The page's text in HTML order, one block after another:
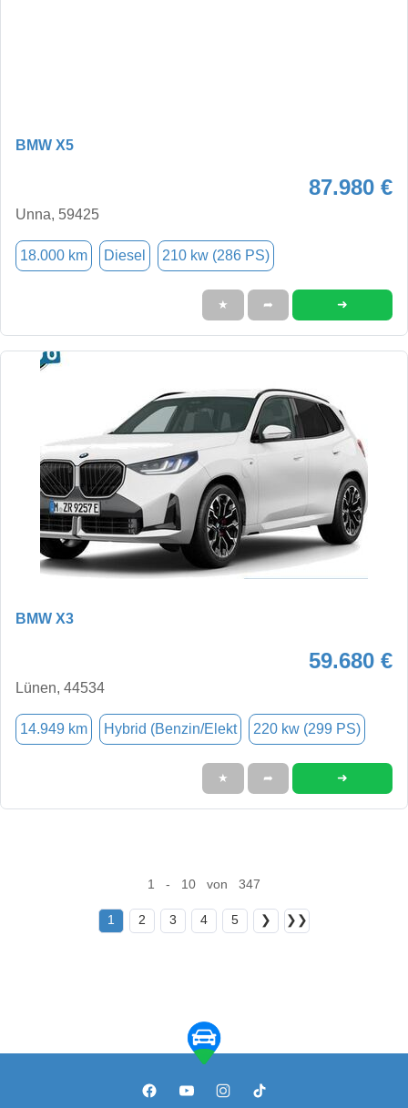
BMW X5
87.980 €
Unna, 59425
18.000 km Diesel 210 kw (286 PS)
★ ➦ ➜
BMW X3
59.680 €
Lünen, 44534
14.949 km Hybrid (Benzin/Elekt 220 kw (299 PS)
★ ➦ ➜
1 - 10 von 347
1 2 3 4 5 ❯ ❯❯